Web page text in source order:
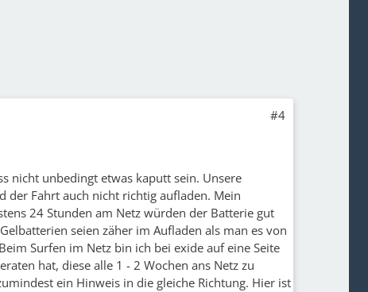
#4
nicht unbedingt etwas kaputt sein. Unsere
der Fahrt auch nicht richtig aufladen. Mein
24 Stunden am Netz würden der Batterie gut
seien zäher im Aufladen als man es von
Surfen im Netz bin ich bei exide auf eine Seite
hat, diese alle 1 - 2 Wochen ans Netz zu
ein Hinweis in die gleiche Richtung. Hier ist